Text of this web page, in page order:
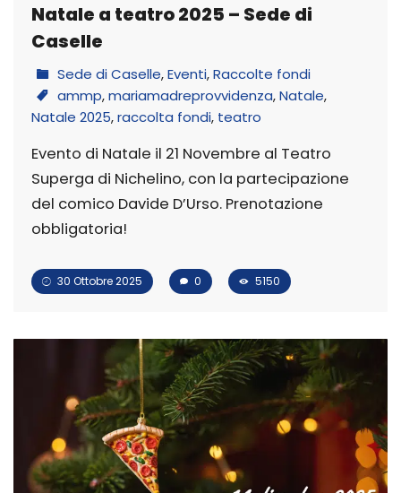
Natale a teatro 2025 – Sede di
Caselle
Sede di Caselle,Eventi,Raccolte fondi
ammp,mariamadreprovvidenza,Natale,
Natale 2025,raccolta fondi, teatro
Evento di Natale il 21 Novembre al Teatro
Superga di Nichelino, con la partecipazione
del comico Davide D’Urso. Prenotazione
obbligatoria!
30 Ottobre 2025 0 5150